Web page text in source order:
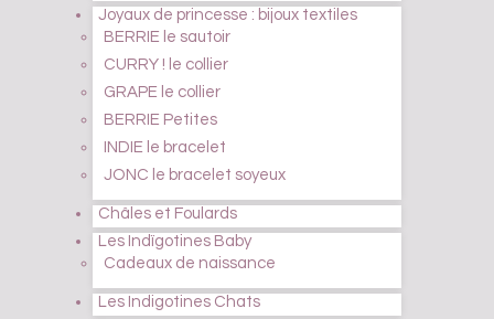
Joyaux de princesse : bijoux textiles
BERRIE le sautoir
CURRY ! le collier
GRAPE le collier
BERRIE Petites
INDIE le bracelet
JONC le bracelet soyeux
Châles et Foulards
Les Indïgotines Baby
Cadeaux de naissance
Les Indigotines Chats